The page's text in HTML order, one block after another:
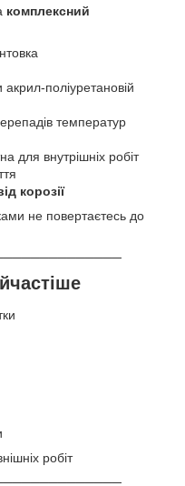
комплексний
акрил-поліуретановій
температур
для внутрішніх робіт
корозії
не повертаєтесь до
робіт